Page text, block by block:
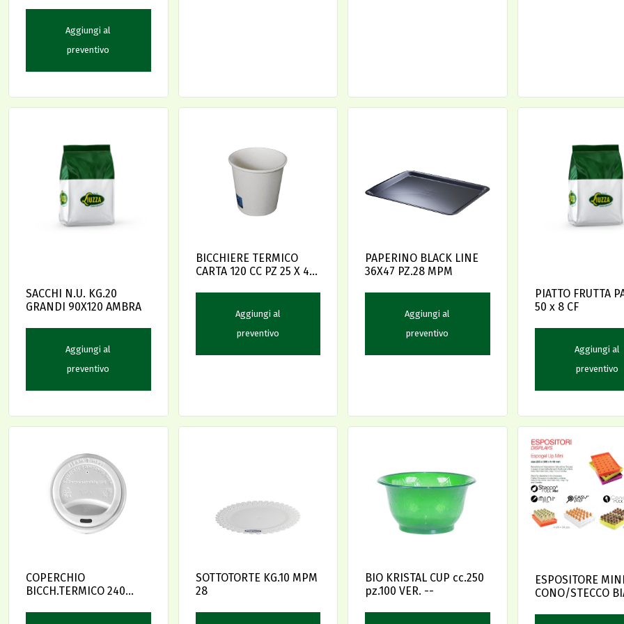
Aggiungi al
preventivo
SACCHI N.U. KG.20
GRANDI 90X120 AMBRA
Aggiungi al
preventivo
BICCHIERE TERMICO
CARTA 120 CC PZ 25 X 40
Aggiungi al
preventivo
PAPERINO BLACK LINE
36X47 PZ.28 MPM
Aggiungi al
preventivo
PIATTO FRUTTA
50 x 8 CF
Aggiungi al
preventivo
COPERCHIO
BICCH.TERMICO 240
SOTTOTORTE KG.10 MPM
28
BIO KRISTAL CUP cc.250
pz.100 VER. --
ESPOSITORE MINI
CONO/STECCO